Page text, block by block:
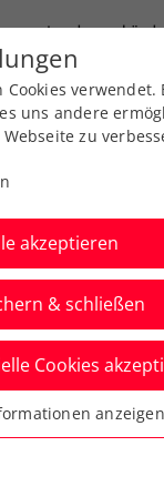
Über
by
verwendet.
uns andere
zu
akzeptieren
& schließen
Cookies
grundlegende
gewährleistet,